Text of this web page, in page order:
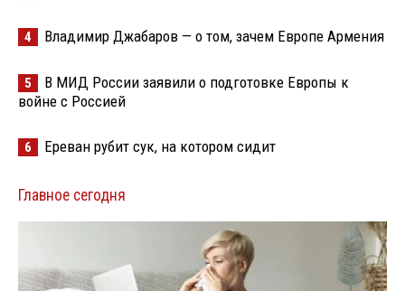
4 Владимир Джабаров — о том, зачем Европе Армения
5
В МИД России заявили о подготовке Европы к
войне с Россией
6 Ереван рубит сук, на котором сидит
Главное сегодня